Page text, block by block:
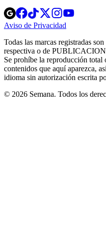
Opens
in
new
Opens
in
new
Opens
in
new
window
Opens
new
windowwindow
Aviso de Privacidad
new
window
Todas las marcas registradas
respectiva o de
Se prohíbe la reproducción total
contenidos que aquí aparezca,
idioma sin autorización escrita
© 2026 Semana. Todos los